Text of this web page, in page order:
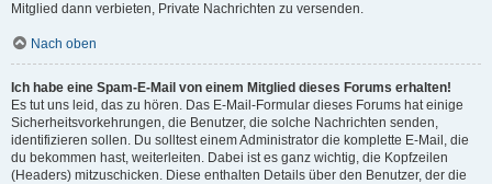
Mitglied dann verbieten, Private Nachrichten zu versenden.
Nach oben
Ich habe eine Spam-E-Mail von einem Mitglied dieses Forums erhalten!
Es tut uns leid, das zu hören. Das E-Mail-Formular dieses Forums hat einige
Sicherheitsvorkehrungen, die Benutzer, die solche Nachrichten senden,
identifizieren sollen. Du solltest einem Administrator die komplette E-Mail, die
du bekommen hast, weiterleiten. Dabei ist es ganz wichtig, die Kopfzeilen
(Headers) mitzuschicken. Diese enthalten Details über den Benutzer, der die